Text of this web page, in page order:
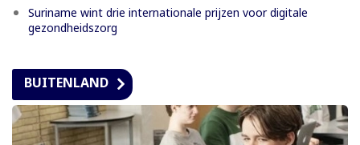
Suriname wint drie internationale prijzen voor digitale
gezondheidszorg
BUITENLAND